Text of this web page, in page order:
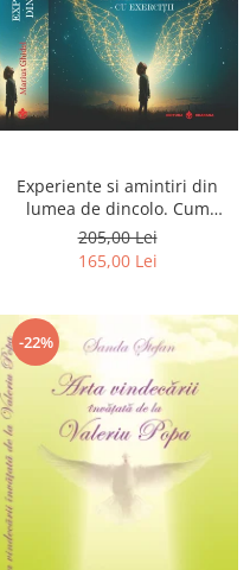
Experiente si amintiri din
lumea de dincolo. Cum
obtinem puteri
extrasenzoriale - cu exercitii
205,00 Lei
165,00 Lei
-22%